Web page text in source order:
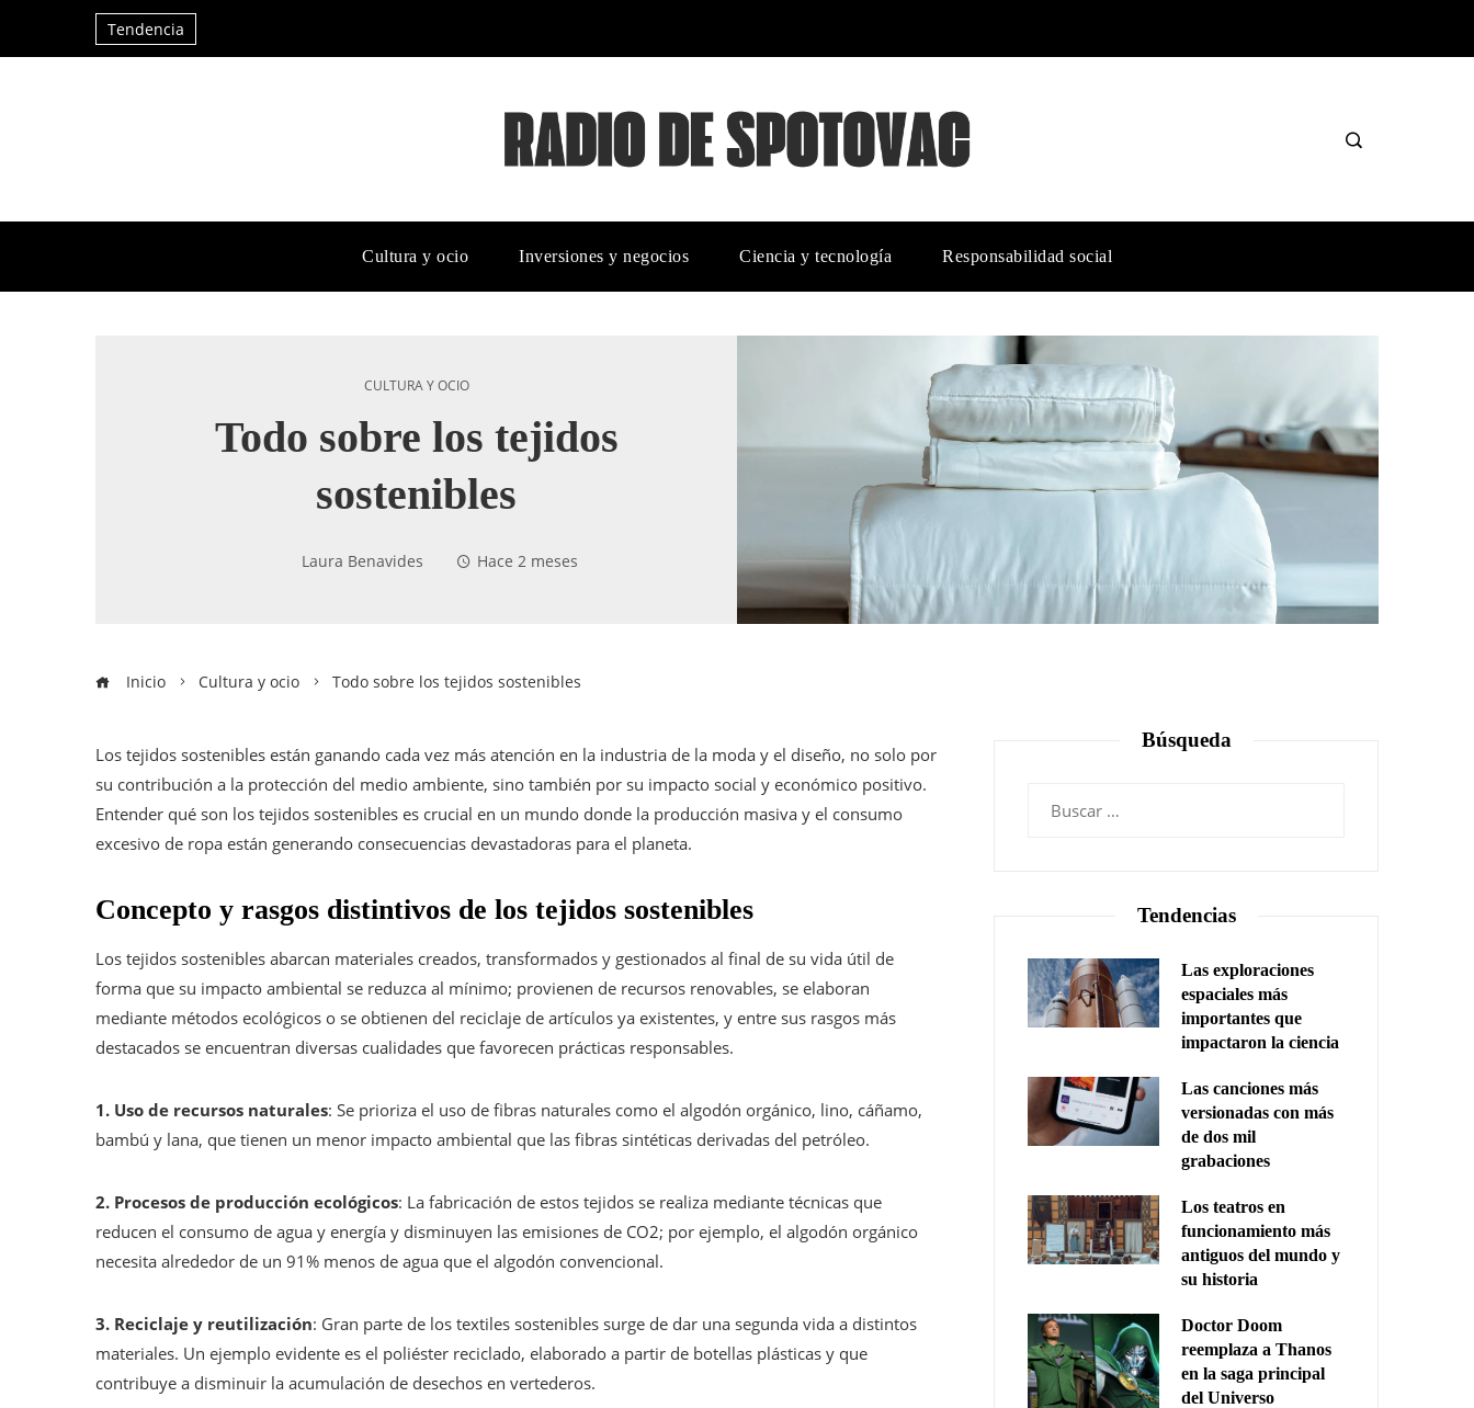
Tendencia
Cultura y ocio Inversiones y negocios Ciencia y tecnología Responsabilidad social
CULTURA Y OCIO
Todo sobre los tejidos
sostenibles
Laura Benavides Hace 2 meses
Inicio Cultura y ocio Todo sobre los tejidos sostenibles
Los tejidos sostenibles están ganando cada vez más atención en la industria de la moda y el diseño, no solo por
su contribución a la protección del medio ambiente, sino también por su impacto social y económico positivo.
Entender qué son los tejidos sostenibles es crucial en un mundo donde la producción masiva y el consumo
excesivo de ropa están generando consecuencias devastadoras para el planeta.
Concepto y rasgos distintivos de los tejidos sostenibles
Los tejidos sostenibles abarcan materiales creados, transformados y gestionados al final de su vida útil de
forma que su impacto ambiental se reduzca al mínimo; provienen de recursos renovables, se elaboran
mediante métodos ecológicos o se obtienen del reciclaje de artículos ya existentes, y entre sus rasgos más
destacados se encuentran diversas cualidades que favorecen prácticas responsables.
1. Uso de recursos naturales: Se prioriza el uso de fibras naturales como el algodón orgánico, lino, cáñamo,
bambú y lana, que tienen un menor impacto ambiental que las fibras sintéticas derivadas del petróleo.
2. Procesos de producción ecológicos: La fabricación de estos tejidos se realiza mediante técnicas que
reducen el consumo de agua y energía y disminuyen las emisiones de CO2; por ejemplo, el algodón orgánico
necesita alrededor de un 91% menos de agua que el algodón convencional.
3. Reciclaje y reutilización: Gran parte de los textiles sostenibles surge de dar una segunda vida a distintos
materiales. Un ejemplo evidente es el poliéster reciclado, elaborado a partir de botellas plásticas y que
contribuye a disminuir la acumulación de desechos en vertederos.
Búsqueda
Tendencias
Las exploraciones
espaciales más
importantes que
impactaron la ciencia
Las canciones más
versionadas con más
de dos mil
grabaciones
Los teatros en
funcionamiento más
antiguos del mundo y
su historia
Doctor Doom
reemplaza a Thanos
en la saga principal
del Universo